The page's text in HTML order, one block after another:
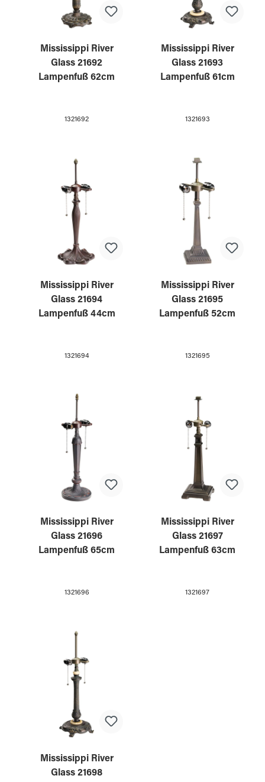
Mississippi River
Glass 21692
Lampenfuß 62cm
1321692
Mississippi River
Glass 21693
Lampenfuß 61cm
1321693
Mississippi River
Glass 21694
Lampenfuß 44cm
1321694
Mississippi River
Glass 21695
Lampenfuß 52cm
1321695
Mississippi River
Glass 21696
Lampenfuß 65cm
1321696
Mississippi River
Glass 21697
Lampenfuß 63cm
1321697
Mississippi River
Glass 21698